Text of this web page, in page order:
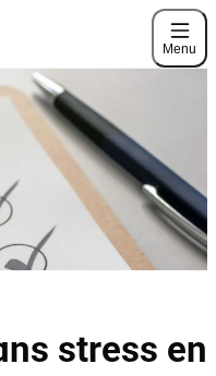
Menu
stress en